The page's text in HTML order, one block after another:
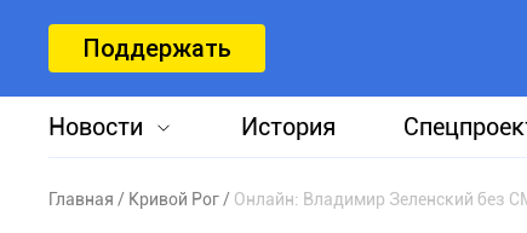
Поддержать
Новости История
Главная Кривой Рог Онлайн: Владимир Зеленский без